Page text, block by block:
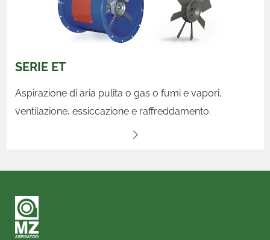
SERIE ET
Aspirazione di aria pulita o gas o fumi e vapori,
ventilazione, essiccazione e raffreddamento.